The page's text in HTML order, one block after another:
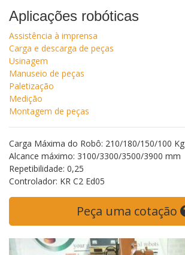
Aplicações robóticas
Assistência à imprensa
Carga e descarga de peças
Usinagem
Manuseio de peças
Paletização
Medição
Montagem de peças
Carga Máxima do Robô: 210/180/150/100 Kg
Alcance máximo: 3100/3300/3500/3900 mm
Repetibilidade: 0,25
Controlador: KR C2 Ed05
Peça uma cotação